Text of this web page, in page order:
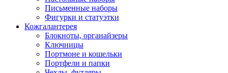
Письменные наборы
Фигурки и статуэтки
Кожгалантерея
Блокноты, органайзеры
Ключницы
Портмоне и кошельки
Портфели и папки